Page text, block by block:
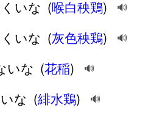
いな (喉白秧鶏) 🔊
いな (灰色秧鶏) 🔊
いな (花稲) 🔊
な (緋水鶏) 🔊